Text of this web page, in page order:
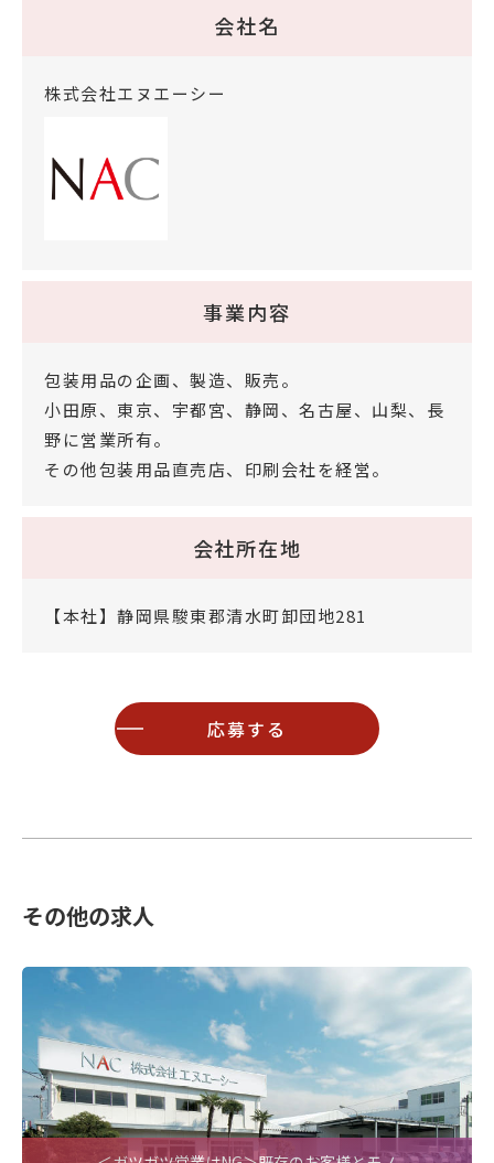
会社名
株式会社エヌエーシー
事業内容
包装用品の企画、製造、販売。
小田原、東京、宇都宮、静岡、名古屋、山梨、長
野に営業所有。
その他包装用品直売店、印刷会社を経営。
会社所在地
【本社】静岡県駿東郡清水町卸団地281
応募する
その他の求人